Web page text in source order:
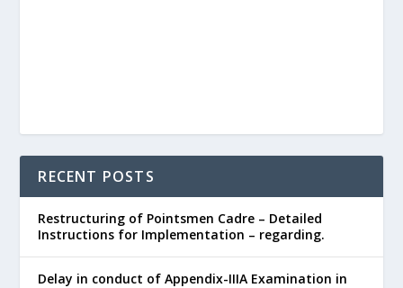
RECENT POSTS
Restructuring of Pointsmen Cadre – Detailed
Instructions for Implementation – regarding.
Delay in conduct of Appendix-IIIA Examination in